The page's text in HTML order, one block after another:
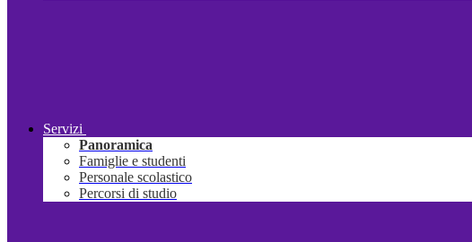
Servizi
Panoramica
Famiglie e studenti
Personale scolastico
Percorsi di studio